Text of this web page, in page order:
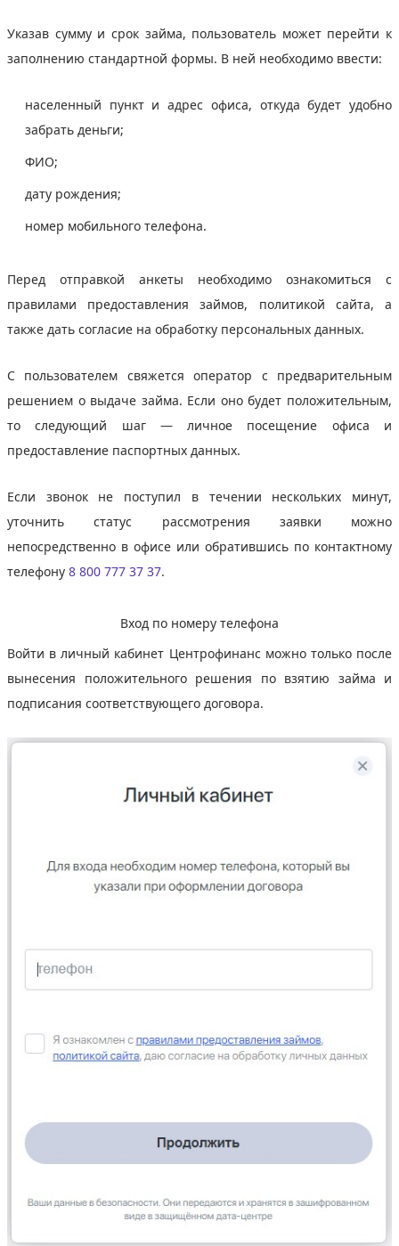
Указав сумму и срок займа, пользователь может перейти к
заполнению стандартной формы. В ней необходимо ввести:
населенный пункт и адрес офиса, откуда будет удобно
забрать деньги;
ФИО;
дату рождения;
номер мобильного телефона.
Перед отправкой анкеты необходимо ознакомиться с
правилами предоставления займов, политикой сайта, а
также дать согласие на обработку персональных данных.
С пользователем свяжется оператор с предварительным
решением о выдаче займа. Если оно будет положительным,
то следующий шаг — личное посещение офиса и
предоставление паспортных данных.
Если звонок не поступил в течении нескольких минут,
уточнить статус рассмотрения заявки можно
непосредственно в офисе или обратившись по контактному
телефону 8 800 777 37 37.
Вход по номеру телефона
Войти в личный кабинет Центрофинанс можно только после
вынесения положительного решения по взятию займа и
подписания соответствующего договора.